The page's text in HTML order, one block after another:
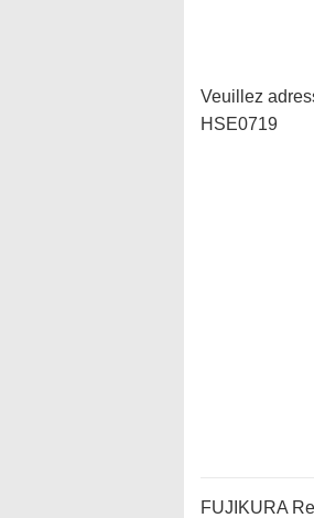
Veuillez
HSE0719
FUJIKURA